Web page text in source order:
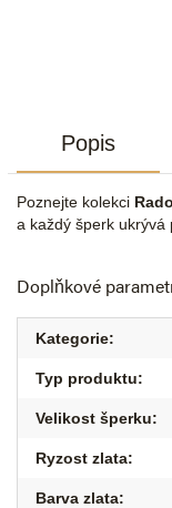
Popis
Poznejte kolekci
a každý šperk ukrývá
Doplňkové
Kategorie:
Typ produktu:
Velikost šperku:
Ryzost zlata:
Barva zlata: